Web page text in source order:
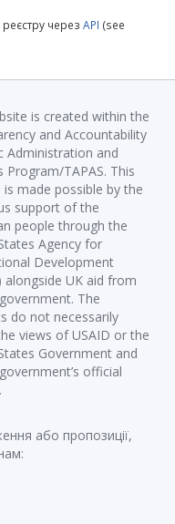
через API (see
is created within the
and Accountability
Administration and
Program/TAPAS. This
is made possible by the
support of the
people through the
Agency for
Development
alongside UK aid from
The
do not necessarily
views of USAID or the
Government and
official
або пропозиції,